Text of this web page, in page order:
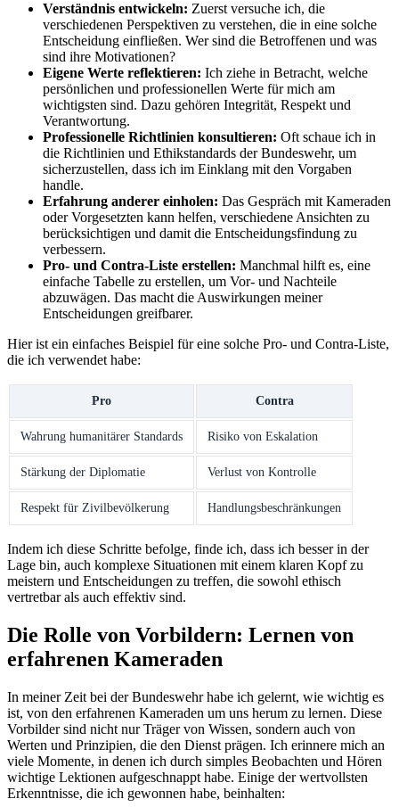
Verständnis entwickeln: Zuerst ⁤versuche ich, die‌
verschiedenen Perspektiven zu‌ verstehen, die⁤ in eine solche
Entscheidung einfließen. Wer sind ⁣die Betroffenen ‌und ‍was
sind ihre​ Motivationen?
Eigene Werte⁤ reflektieren: ⁤Ich‍ ziehe⁤ in⁣ Betracht, welche
persönlichen und professionellen ​Werte⁣ für mich am
wichtigsten sind. Dazu gehören Integrität, ‍Respekt und
Verantwortung.
Professionelle Richtlinien⁢ konsultieren: Oft ⁢schaue ich in ​
die⁢ Richtlinien und Ethikstandards der​ Bundeswehr, um
sicherzustellen, dass ich im Einklang mit ⁣den Vorgaben
⁤handle.
Erfahrung ‌anderer⁢ einholen: Das‍ Gespräch mit Kameraden
oder ‌Vorgesetzten ‌kann helfen, verschiedene Ansichten zu
berücksichtigen und⁢ damit die Entscheidungsfindung zu
verbessern.
Pro- und​ Contra-Liste​ erstellen: Manchmal hilft es, eine
einfache Tabelle zu erstellen,⁤ um Vor-⁢ und⁣ Nachteile
abzuwägen. Das macht die Auswirkungen meiner
Entscheidungen greifbarer.
Hier ist ein einfaches Beispiel für⁤ eine‍ solche Pro- und ⁣Contra-Liste,
die ⁣ich verwendet habe:
Pro Contra
Wahrung humanitärer Standards Risiko von Eskalation
Stärkung der Diplomatie Verlust von⁢ Kontrolle
Respekt ⁤für‍ Zivilbevölkerung Handlungsbeschränkungen
Indem ich‍ diese Schritte befolge,⁤ finde​ ich, dass ich besser in der
Lage bin, auch komplexe ​Situationen mit‌ einem klaren ⁤Kopf zu
meistern und Entscheidungen zu treffen, die sowohl ethisch
vertretbar als ‌auch effektiv ‍sind.
Die Rolle von Vorbildern: Lernen von
erfahrenen Kameraden
In meiner ​Zeit​ bei ⁢der Bundeswehr habe ⁣ich⁤ gelernt, wie⁣ wichtig‍ es
ist, von den erfahrenen Kameraden um uns herum zu lernen.‍ Diese
Vorbilder sind nicht nur Träger ‍von Wissen, sondern auch von
Werten und Prinzipien, die‌ den Dienst prägen. Ich erinnere ⁢mich⁣ an
⁣viele​ Momente, ‍in denen ich durch simples Beobachten und Hören
wichtige Lektionen aufgeschnappt habe. Einige ⁤der ⁤wertvollsten
Erkenntnisse, die ich gewonnen habe, ⁤beinhalten: